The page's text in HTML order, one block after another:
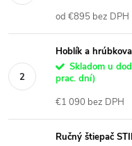
od €895 bez DPH
Hoblík a
Skladom u
prac. dní)
€1 090 bez DPH
Ručný štiepač